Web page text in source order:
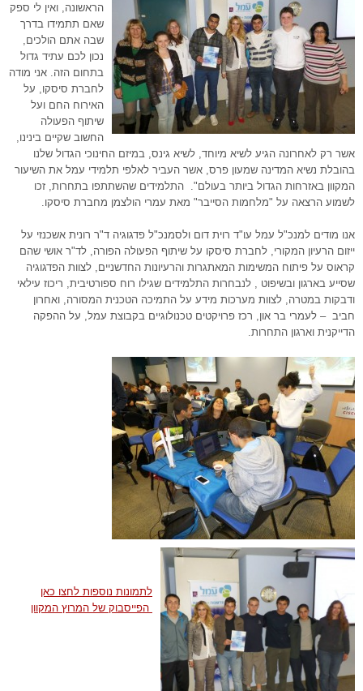
הראשונה, ואין לי ספק
שאם תתמידו בדרך
שבה אתם הולכים,
נכון לכם עתיד גדול
בתחום הזה. אני מודה
לחברת סיסקו, על
האירוח החם ועל
שיתוף הפעולה
החשוב שקיים בינינו,
אשר רק לאחרונה הגיע לשיא מיוחד, לשיא גינס, במיזם החינוכי הגדול שלנו
בהובלת נשיא המדינה שמעון פרס, אשר העביר לאלפי תלמידי עמל את השיעור
המקוון באזרחות הגדול ביותר בעולם". התלמידים שהשתתפו בתחרות, זכו
לשמוע הרצאה על "מלחמות הסייבר" מאת עמרי הולצמן מחברת סיסקו.
אנו מודים למנכ"ל עמל עו"ד רוית דום ולסמנכ"ל פדגוגיה ד"ר רונית אשכנזי על
ייזום הרעיון המקורי, לחברת סיסקו על שיתוף הפעולה הפורה, לד"ר אושי שהם
קראוס על פיתוח המשימות המאתגרות והרעיונות החדשניים, לצוות הפדגוגיה
שסייע בארגון ובשיפוט , לנבחרות התלמידים שגילו רוח ספורטיבית, ריכוז עילאי
ודבקות במטרה, לצוות מערכות מידע על התמיכה הטכנית המסורה, ואחרון
חביב – לעמרי בר און, רכז פרויקטים טכנולוגיים בקבוצת עמל, על ההפקה
הדייקנית וארגון התחרות.
לתמונות נוספות לחצו כאן
הפייסבוק של המרוץ המקוון